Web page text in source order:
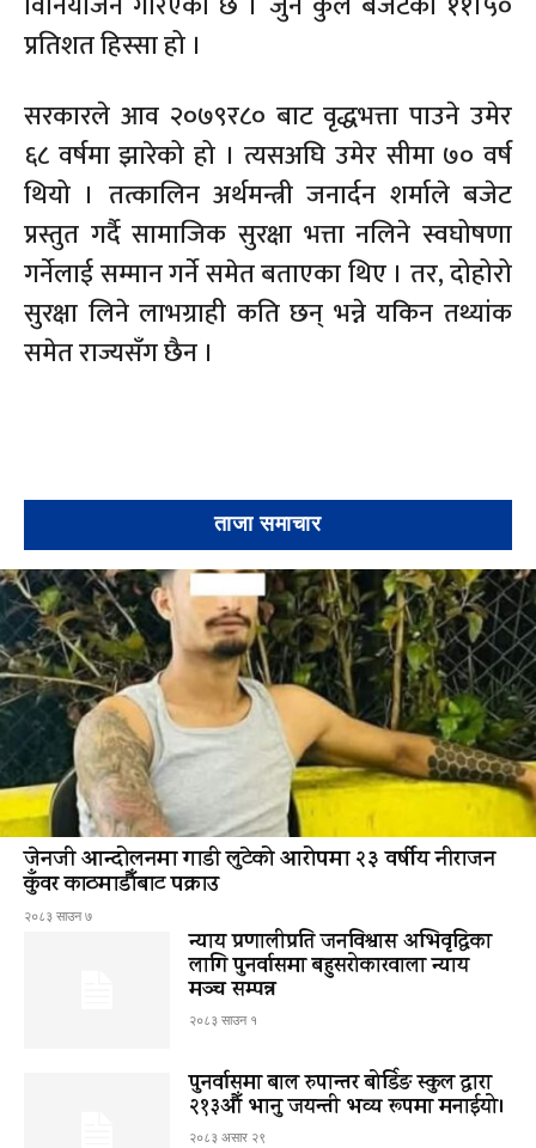
प्रतिशत हिस्सा हो ।
सरकारले आव २०७९र८० बाट वृद्धभत्ता पाउने उमेर
६८ वर्षमा झारेको हो । त्यसअघि उमेर सीमा ७० वर्ष
थियो । तत्कालिन अर्थमन्त्री जनार्दन शर्माले बजेट
प्रस्तुत गर्दै सामाजिक सुरक्षा भत्ता नलिने स्वघोषणा
गर्नेलाई सम्मान गर्ने समेत बताएका थिए । तर, दोहोरो
सुरक्षा लिने लाभग्राही कति छन् भन्ने यकिन तथ्यांक
समेत राज्यसँग छैन ।
ताजा समाचार
जेनजी आन्दोलनमा गाडी लुटेको आरोपमा २३ वर्षीय नीराजन
कुँवर काठमाडौँबाट पक्राउ
२०८३ साउन ७
न्याय प्रणालीप्रति जनविश्वास अभिवृद्धिका
लागि पुनर्वासमा बहुसरोकारवाला न्याय
मञ्च सम्पन्न
२०८३ साउन १
पुनर्वासमा बाल रुपान्तर बोर्डिङ स्कुल द्धारा
२१३औँ भानु जयन्ती भव्य रूपमा मनाईयो।
२०८३ असार २९